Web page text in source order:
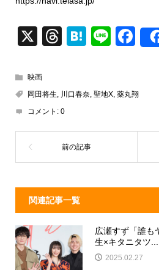
X
T
a
d
s
H
n
Li
F
e
o
映画
岡田将生
川口春奈, 聖地X, 薬丸翔
コメント: 0
関連記事一覧
広瀬すず「誰も
生×キタニタツ...
2025.02.27